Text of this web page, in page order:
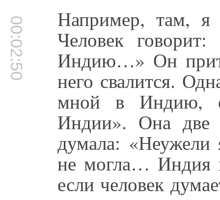
00:02:50 Например, там,
Человек
Индию…» Он
него свалится.
мной в Индию,
Индии». Она две
думала:
не могла… Индия
если человек